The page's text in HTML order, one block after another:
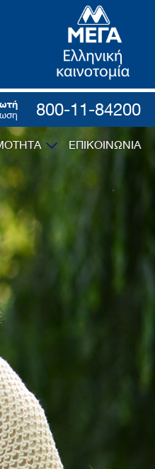
800-11-84200
ΕΠΙΚΟΙΝΩΝΙΑ